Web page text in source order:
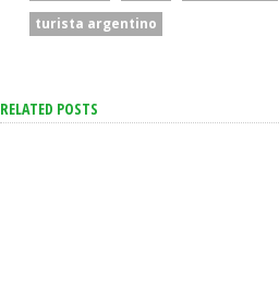
turista argentino
RELATED POSTS